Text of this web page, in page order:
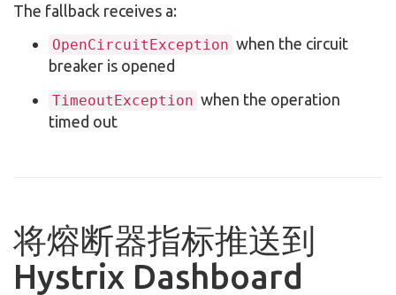
The fallback receives a:
OpenCircuitException when the circuit
breaker is opened
TimeoutException when the operation
timed out
将熔断器指标推送到
Hystrix Dashboard